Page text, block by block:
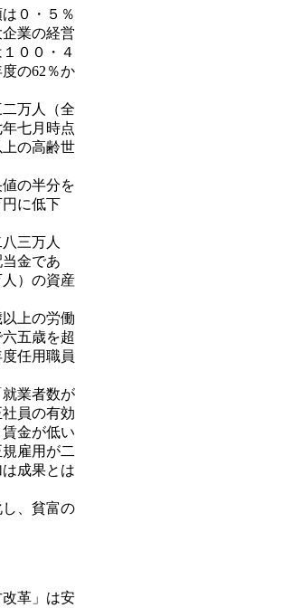
０・５％
業の経営
００・４
の62％か
万人（全
七月時点
の高齢世
の半分を
に低下
三万人
金であ
）の資産
上の労働
五歳を超
任用職員
業者数が
員の有効
金が低い
雇用が二
成果とは
、貧富の
革」は安